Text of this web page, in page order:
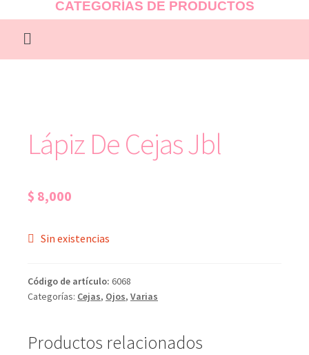
CATEGORÍAS DE PRODUCTOS
Lápiz De Cejas Jbl
$ 8,000
Sin existencias
Código de artículo: 6068
Categorías: Cejas, Ojos, Varias
Productos relacionados